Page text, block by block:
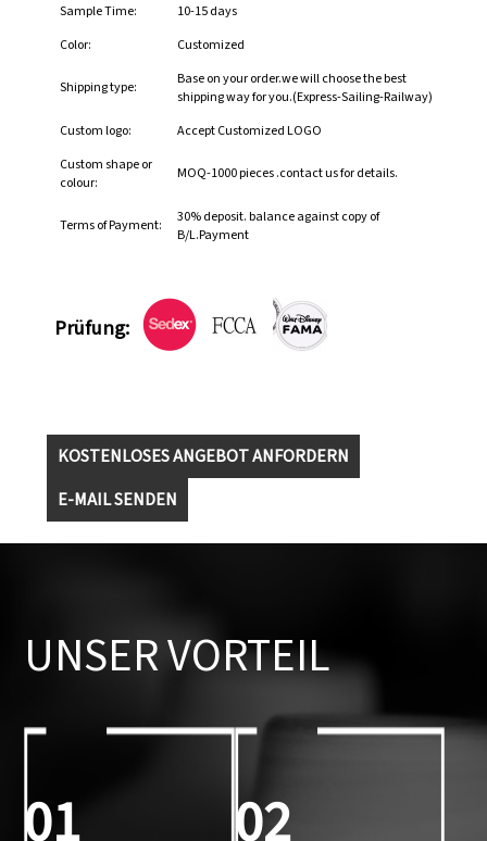
Sample Time:
10-15 days
Color:
Customized
Shipping type:
Base on your order.we will choose the best
shipping way for you.(Express-Sailing-Railway)
Custom logo:
Accept Customized LOGO
Custom shape or
colour:
MOQ-1000 pieces .contact us for details.
Terms of Payment:
30% deposit. balance against copy of
B/L.Payment
Prüfung:
KOSTENLOSES ANGEBOT ANFORDERN
E-MAIL SENDEN
UNSER VORTEIL
01 02